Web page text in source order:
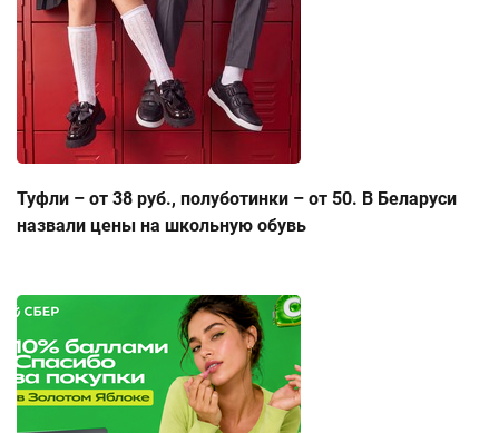
Туфли – от 38 руб., полуботинки – от 50. В Беларуси
назвали цены на школьную обувь